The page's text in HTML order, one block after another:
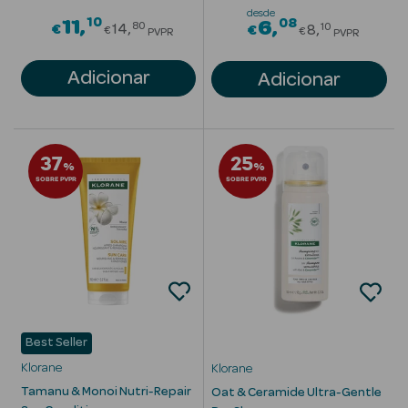
Ver Tudo
Batom
Gloss
Delineador
Bálsamo
€11 10Price reduced from
€14 80
PVPR
Adicionar
desde
€6 08Price
€8 10
PVPR
Adicionar
37%
SOBRE PVPR
Best Seller
Klorane
Tamanu & Monoi Nutri-Repair
25%
SOBRE PVPR
Klorane
Oat & Ceramide Ultra-Gentle